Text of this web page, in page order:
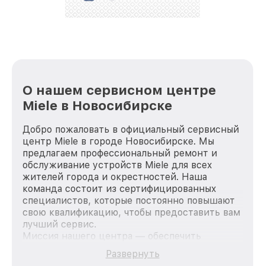
О нашем сервисном центре
Miele в Новосибирске
Добро пожаловать в официальный сервисный
центр Miele в городе Новосибирске. Мы
предлагаем профессиональный ремонт и
обслуживание устройств Miele для всех
жителей города и окрестностей. Наша
команда состоит из сертифицированных
специалистов, которые постоянно повышают
свою квалификацию, чтобы предоставить вам
лучший сервис.
Миссия нашего центра — обеспечить
качественный и доступный ремонт для
каждого пользователя продукции Miele, вне
Развернуть